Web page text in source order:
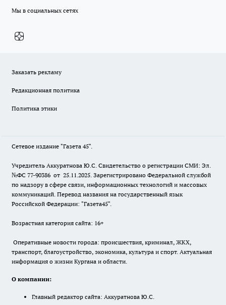
Мы в социальных сетях
Заказать рекламу
Редакционная политика
Политика этики
Сетевое издание "Газета 45".
Учредитель Аккуратнова Ю.С. Свидетельство о регистрации СМИ: Эл.
№ФС 77-90386 от 25.11.2025. Зарегистрировано Федеральной службой
по надзору в сфере связи, информационных технологий и массовых
коммуникаций. Перевод названия на государственный язык
Российской Федерации: "Газета45".
Возрастная категория сайта: 16+
Оперативные новости города: происшествия, криминал, ЖКХ,
транспорт, благоустройство, экономика, культура и спорт. Актуальная
информация о жизни Кургана и области.
О компании:
Главный редактор сайта: Аккуратнова Ю.С.